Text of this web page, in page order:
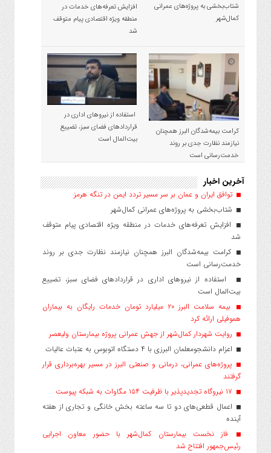
شتاب‌بخشی به پروژه‌های عمرانی
کمال‌شهر
افزایش تعرفه‌های خدمات در
منطقه ویژه اقتصادی پیام متوقف
شد
کرامت بیمه‌شدگان البرز همچنان
نیازمند نظارت جدی بر روند
خدمت‌رسانی است
استفاده از نیروهای اداری در
قراردادهای فضای سبز، تضییع
بیت‌المال است
آخرین اخبار
توافق ایران و عمان بر سر مسیر تردد ایمن در تنگه هرمز
شتاب‌بخشی به پروژه‌های عمرانی کمال‌شهر
افزایش تعرفه‌های خدمات در منطقه ویژه اقتصادی پیام متوقف
شد
کرامت بیمه‌شدگان البرز همچنان نیازمند نظارت جدی بر روند
خدمت‌رسانی است
استفاده از نیروهای اداری در قراردادهای فضای سبز، تضییع
بیت‌المال است
بیمه سلامت البرز ۲۰ میلیارد تومان خدمات رایگان به بیماران
هموفیلی ارائه کرد
روایت شهردار کمال‌شهر از جهش عمرانی پروژه بیمارستان ولیعصر
اعزام دانشجو‌معلمان البرزی با ۴ دستگاه اتوبوس به عتبات عالیات
پروژه‌های عمرانی، درمانی و صنعتی البرز در مسیر بهره‌برداری قرار
گرفتند
اعمال قطعی‌های دو تا سه ساعته بخش خانگی و تجاری از هفته
آینده
فاز نخست بیمارستان کمال‌شهر با حضور معاون اجرایی
رئیس‌جمهور افتتاح شد